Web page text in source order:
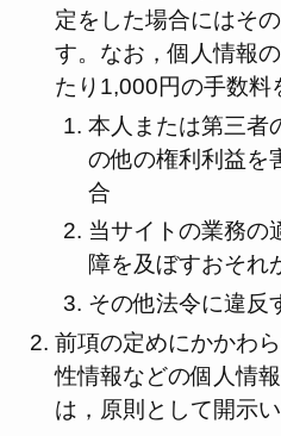
定をした場合にはそ
す。なお，個人情報
たり1,000円の手数料
本人または第三者
の他の権利利益を
合
当サイトの業務の
障を及ぼすおそれ
その他法令に違反
前項の定めにかかわ
性情報などの個人情
は，原則として開示い